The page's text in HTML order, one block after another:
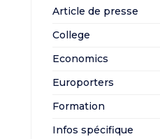
Article de presse
College
Economics
Europorters
Formation
Infos spécifique